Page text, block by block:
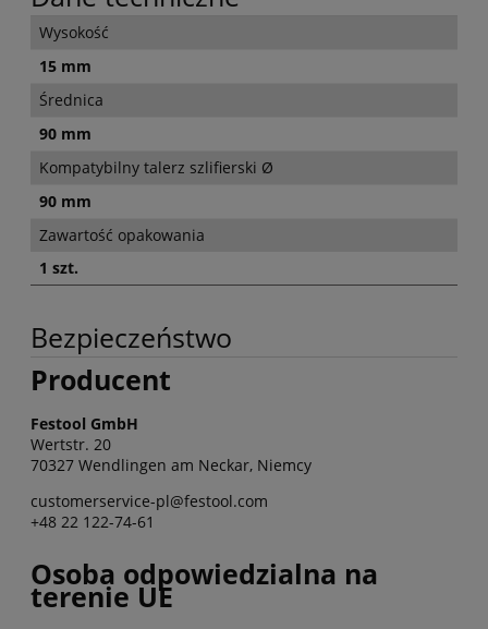
Wysokość
15 mm
Średnica
90 mm
Kompatybilny talerz szlifierski Ø
90 mm
Zawartość opakowania
1 szt.
Bezpieczeństwo
Producent
Festool GmbH
Wertstr. 20
70327 Wendlingen am Neckar, Niemcy
customerservice-pl@festool.com
+48 22 122-74-61
Osoba odpowiedzialna na
terenie UE